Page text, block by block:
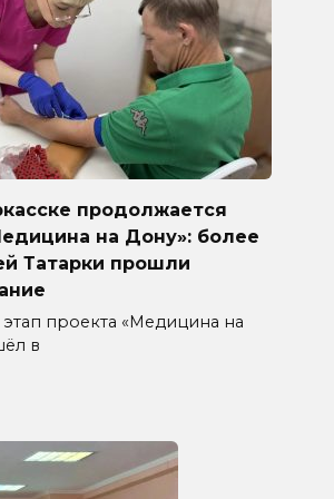
продолжается
на Дону»: более
Татарки прошли
проекта «Медицина на
в